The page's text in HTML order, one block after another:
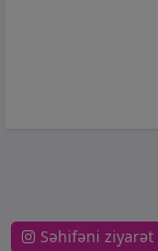
Səhifəni ziyarət